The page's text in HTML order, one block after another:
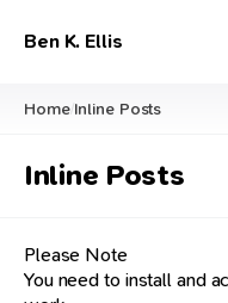
Ben K. Ellis
Home/Inline Posts
Inline Posts
Please Note
You need to install and